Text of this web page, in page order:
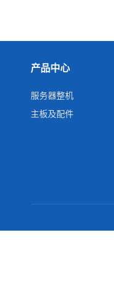
产品中心
服务器整机
主板及配件